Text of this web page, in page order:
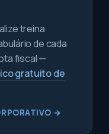
treina
de cada
fiscal —
gratuito de
→